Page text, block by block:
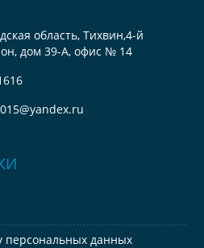
область, Тихвин,4-й
дом 39-А, офис № 14
персональных данных